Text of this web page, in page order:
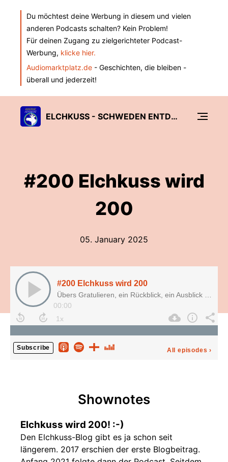
Du möchtest deine Werbung in diesem und vielen
anderen Podcasts schalten? Kein Problem!
Für deinen Zugang zu zielgerichteter Podcast-
Werbung, klicke hier.
Audiomarktplatz.de - Geschichten, die bleiben -
überall und jederzeit!
ELCHKUSS - SCHWEDEN ENTDECKEN
#200 Elchkuss wird
200
05. January 2025
#200 Elchkuss wird 200
00:00
Subscribe All episodes ›
Shownotes
Elchkuss wird 200! :-)
Den Elchkuss-Blog gibt es ja schon seit
längerem. 2017 erschien der erste Blogbeitrag.